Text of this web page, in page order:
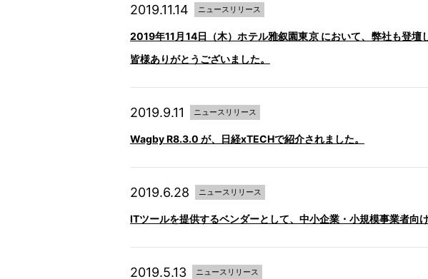
2019.11.14 ニュースリリース
2019年11月14日（木）ホテル雅叙園東京 において、弊社も登
皆様ありがとうございました。
2019.9.11 ニュースリリース
Wagby R8.3.0 が、日経xTECHで紹介されました。
2019.6.28 ニュースリリース
ITツールを提供するベンダーとして、中小企業・小規模事業者向
2019.5.13 ニュースリリース